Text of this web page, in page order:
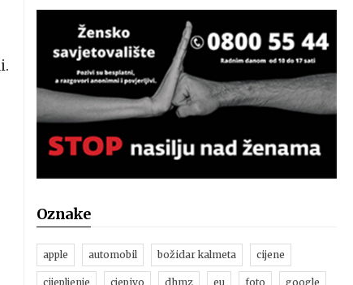
Oznake
apple automobil božidar kalmeta cijene
cijepljenje cjepivo dhmz eu foto google